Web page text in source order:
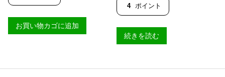
0
0
-
グ
お買い物カゴに追加
4 ポイント
続きを読む